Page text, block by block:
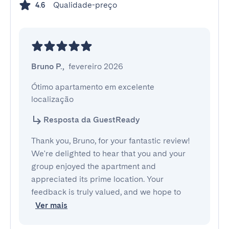
4.6 Qualidade-preço
Bruno P., fevereiro 2026
Ótimo apartamento em excelente
localização
Resposta da GuestReady
Thank you, Bruno, for your fantastic review!
We're delighted to hear that you and your
group enjoyed the apartment and
appreciated its prime location. Your
feedback is truly valued, and we hope to
Ver mais